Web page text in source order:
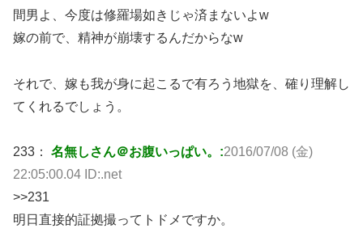
間男よ、今度は修羅場如きじゃ済まないよw
嫁の前で、精神が崩壊するんだからなw
それで、嫁も我が身に起こるで有ろう地獄を、確り理解し
てくれるでしょう。
233： 名無しさん＠お腹いっぱい。:2016/07/08 (金)
22:05:00.04 ID:.net
>>231
明日直接的証拠撮ってトドメですか。